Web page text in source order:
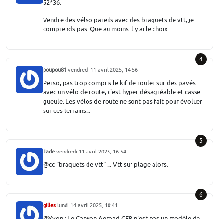
52*36.
Vendre des vélso pareils avec des braquets de vtt, je
comprends pas. Que au moins il y ai le choix.
4
poupou81 vendredi 11 avril 2025, 14:56
Perso, pas trop compris le kif de rouler sur des pavés
avec un vélo de route, c'est hyper désagréable et casse
gueule. Les vélos de route ne sont pas fait pour évoluer
sur ces terrains...
5
Jade vendredi 11 avril 2025, 16:54
@cc "braquets de vtt" ... Vtt sur plage alors.
6
gilles lundi 14 avril 2025, 10:41